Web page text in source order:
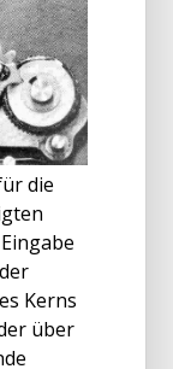
die
Kerns
über